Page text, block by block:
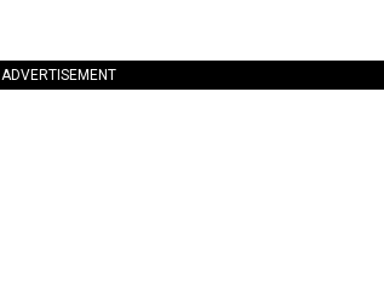
ADVERTISEMENT